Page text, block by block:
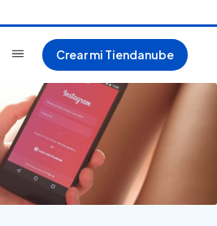
Crear mi Tiendanube